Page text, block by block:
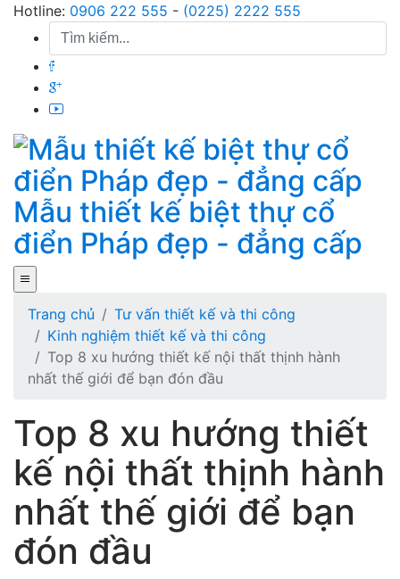
Skip
content
Hotline: 0906 222 555 - (0225) 2222 555
Mẫu thiết kế biệt thự cổ
điển Pháp đẹp - đẳng cấp
Trang chủ
Tư vấn thiết kế và thi công
Kinh nghiệm thiết kế và thi công
Top 8 xu hướng thiết kế nội thất thịnh hành
nhất thế giới để bạn đón đầu
Top 8 xu hướng thiết
kế nội thất thịnh hành
nhất thế giới để bạn
đón đầu